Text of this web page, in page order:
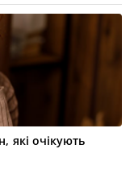
які очікують